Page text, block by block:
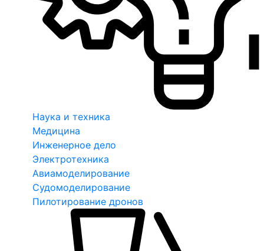
Наука и техника
Медицина
Инженерное дело
Электротехника
Авиамоделирование
Судомоделирование
Пилотирование дронов